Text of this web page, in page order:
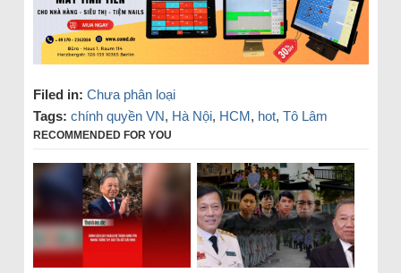
Filed in: Chưa phân loại
Tags: chính quyền VN, Hà Nội, HCM, hot, Tô Lâm
RECOMMENDED FOR YOU